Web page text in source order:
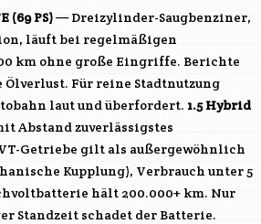
(69 PS)— Dreizylinder-Saugbenziner,
läuft bei regelmäßigen
km ohne große Eingriffe. Berichte
Ölverlust. Für reine Stadtnutzung
laut und überfordert. 1.5 Hybrid
Abstand zuverlässigstes
Getriebe gilt als außergewöhnlich
Kupplung), Verbrauch unter 5
hält 200.000+ km. Nur
Standzeit schadet der Batterie.